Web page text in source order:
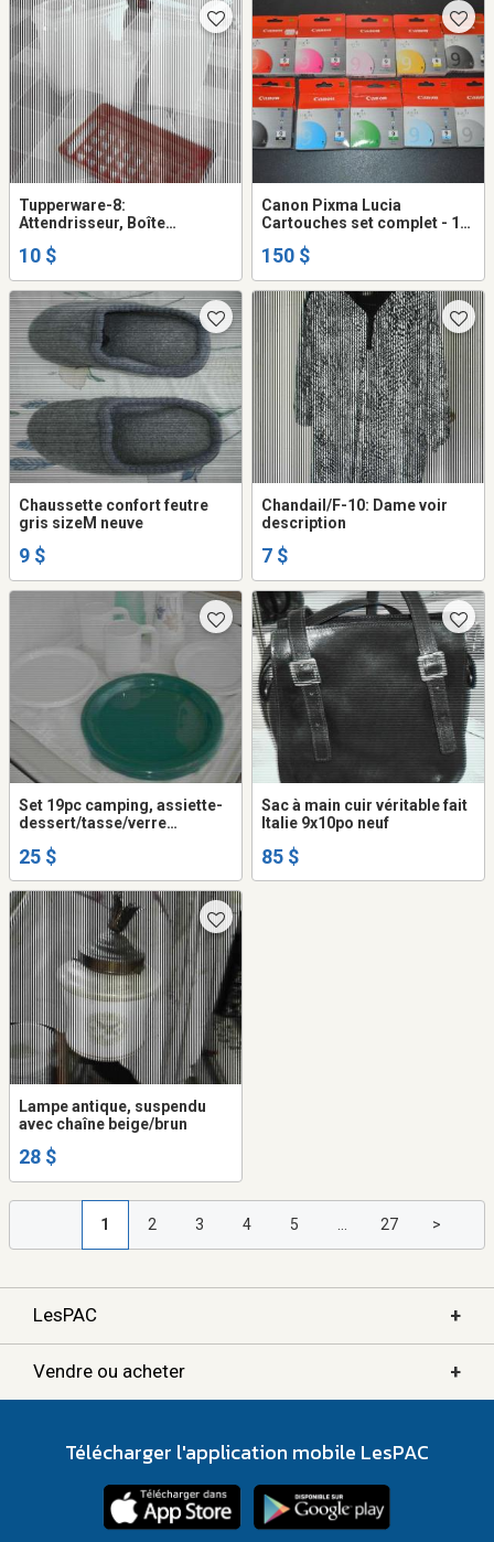
Tupperware-8:
Attendrisseur, Boîte
Pichet +couvert neuf
10 $
Canon Pixma Lucia
Cartouches set complet - 10
150 $
Chaussette confort feutre
gris sizeM neuve
9 $
Chandail/F-10: Dame voir
description
7 $
Set 19pc camping, assiette-
dessert/tasse/verre
25 $
Sac à main cuir véritable fait
Italie 9x10po neuf
85 $
Lampe antique, suspendu
avec chaîne beige/brun
28 $
1 2 3 4 5 ... 27 >
LesPAC +
Vendre ou acheter +
Télécharger l'application mobile LesPAC